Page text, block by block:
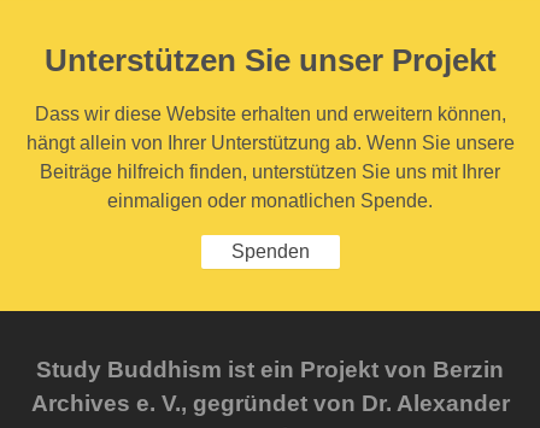
Unterstützen Sie unser Projekt
Dass wir diese Website erhalten und erweitern können,
hängt allein von Ihrer Unterstützung ab. Wenn Sie unsere
Beiträge hilfreich finden, unterstützen Sie uns mit Ihrer
einmaligen oder monatlichen Spende.
Spenden
Study Buddhism ist ein Projekt von Berzin
Archives e. V., gegründet von Dr. Alexander